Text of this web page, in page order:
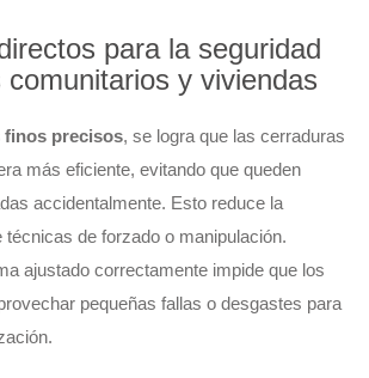
para la seguridad
comunitarios y viviendas
finos precisos, se logra que las cerraduras
más eficiente, evitando que queden
accidentalmente. Esto reduce la
técnicas de forzado o manipulación.
ajustado correctamente impide que los
pequeñas fallas o desgastes para